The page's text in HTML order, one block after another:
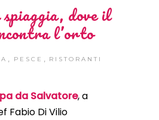
dove il
l’orto
PESCE RISTORANTI
da Salvatore, a
Fabio Di Vilio